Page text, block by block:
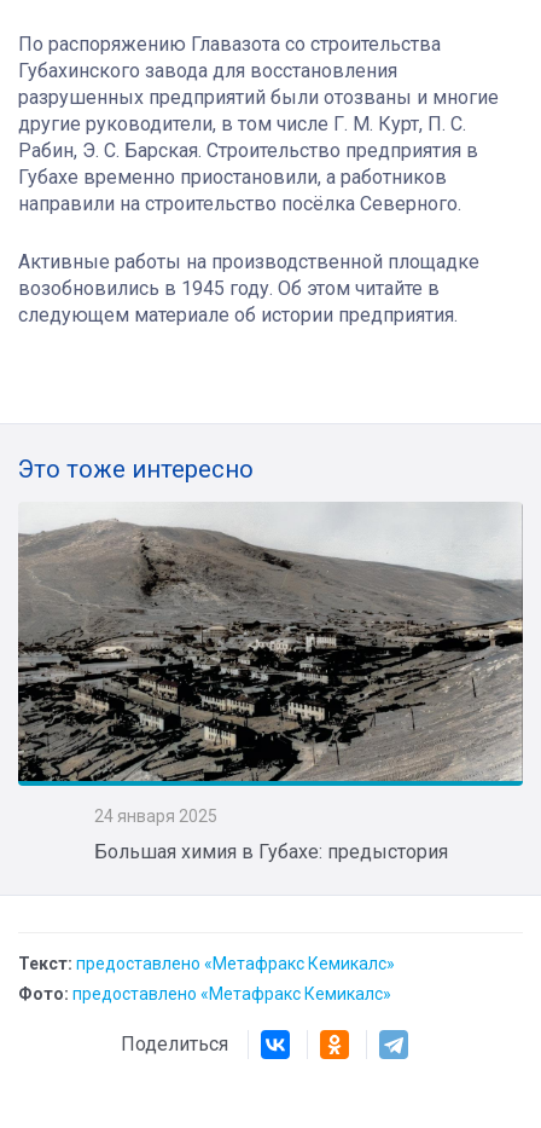
По распоряжению Главазота со строительства
Губахинского завода для восстановления
разрушенных предприятий были отозваны и многие
другие руководители, в том числе Г. М. Курт, П. С.
Рабин, Э. С. Барская. Строительство предприятия в
Губахе временно приостановили, а работников
направили на строительство посёлка Северного.
Активные работы на производственной площадке
возобновились в 1945 году. Об этом читайте в
следующем материале об истории предприятия.
Это тоже интересно
24 января 2025
Большая химия в Губахе: предыстория
Текст: предоставлено «Метафракс Кемикалс»
Фото: предоставлено «Метафракс Кемикалс»
Поделиться